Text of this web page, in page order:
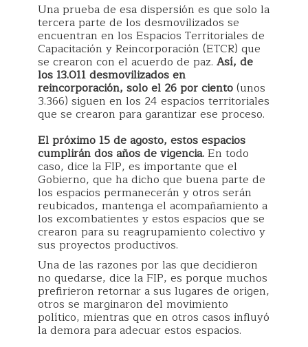
Una prueba de esa dispersión es que solo la
tercera parte de los desmovilizados se
encuentran en los Espacios Territoriales de
Capacitación y Reincorporación (ETCR) que
se crearon con el acuerdo de paz. Así, de
los 13.011 desmovilizados en
reincorporación, solo el 26 por ciento(unos
3.366) siguen en los 24 espacios territoriales
que se crearon para garantizar ese proceso.
El próximo 15 de agosto, estos espacios
cumplirán dos años de vigencia.En todo
caso, dice la FIP, es importante que el
Gobierno, que ha dicho que buena parte de
los espacios permanecerán y otros serán
reubicados, mantenga el acompañamiento a
los excombatientes y estos espacios que se
crearon para su reagrupamiento colectivo y
sus proyectos productivos.
Una de las razones por las que decidieron
no quedarse, dice la FIP, es porque muchos
prefirieron retornar a sus lugares de origen,
otros se marginaron del movimiento
político, mientras que en otros casos influyó
la demora para adecuar estos espacios.